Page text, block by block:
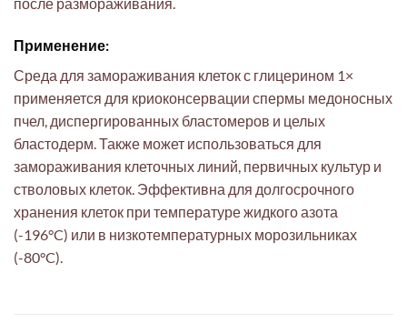
Применение:
Среда для замораживания клеток с глицерином 1×
применяется для криоконсервации спермы медоносных
пчел, диспергированных бластомеров и целых
бластодерм. Также может использоваться для
замораживания клеточных линий, первичных культур и
стволовых клеток. Эффективна для долгосрочного
хранения клеток при температуре жидкого азота
(-196°C) или в низкотемпературных морозильниках
(-80°C).